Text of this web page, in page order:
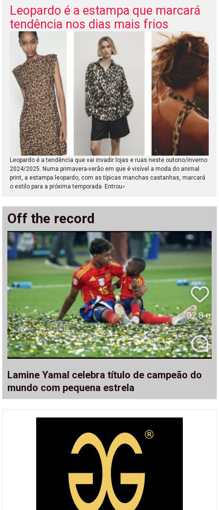
Leopardo é a estampa que marcará
tendência nos dias mais frios
Leopardo é a tendência que vai invadir lojas e ruas neste outono/inverno
2024/2025. Numa primavera-verão em que é visível a moda do animal
print, a estampa leopardo, com as típicas manchas castanhas, marcará
o estilo para a próxima temporada. Entrou»
Off the record
Lamine Yamal celebra título de campeão do
mundo com pequena estrela